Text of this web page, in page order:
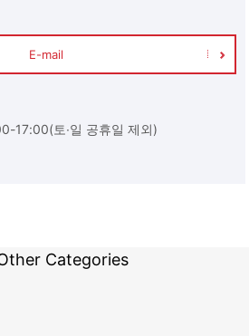
E-mail
17:00(토∙일 공휴일 제외)
Categories